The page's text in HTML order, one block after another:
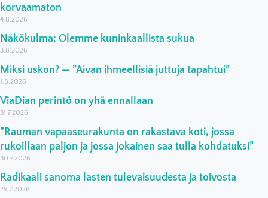
korvaamaton
4.8.2026
Näkökulma: Olemme kuninkaallista sukua
3.8.2026
Miksi uskon? — ”Aivan ihmeellisiä juttuja tapahtui”
1.8.2026
ViaDian perintö on yhä ennallaan
31.7.2026
”Rauman vapaaseurakunta on rakastava koti, jossa
rukoillaan paljon ja jossa jokainen saa tulla kohdatuksi”
30.7.2026
Radikaali sanoma lasten tulevaisuudesta ja toivosta
29.7.2026